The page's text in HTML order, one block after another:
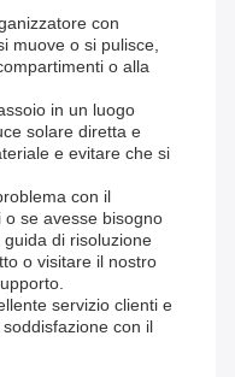
con
muove o si pulisce,
o alla
in un luogo
solare diretta e
e evitare che si
con il
se avesse bisogno
di risoluzione
o visitare il nostro
servizio clienti e
con il